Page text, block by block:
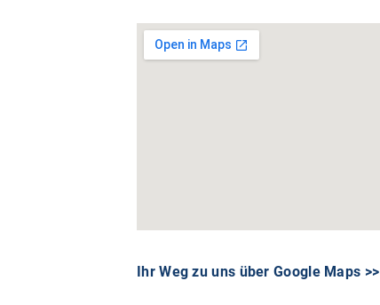
Ihr Weg zu uns über Google Maps >>